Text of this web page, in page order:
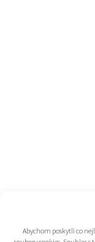
Abychom poskytli co